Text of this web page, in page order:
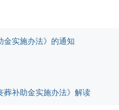
金实施办法》的通知
葬补助金实施办法》解读